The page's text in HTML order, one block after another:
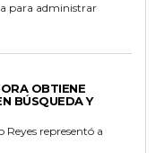
para administrar
OBTIENE
BÚSQUEDA Y
representó a